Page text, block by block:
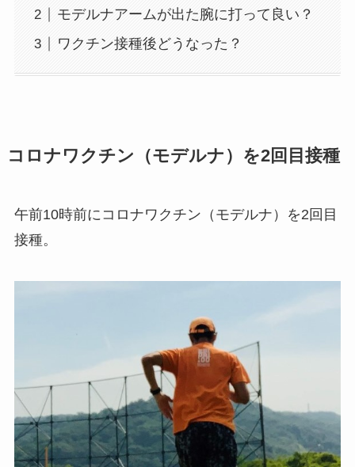
モデルナアームが出た腕に打って良い？
ワクチン接種後どうなった？
コロナワクチン（モデルナ）を2回目接種
午前10時前にコロナワクチン（モデルナ）を2回目
接種。